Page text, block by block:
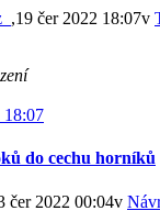
,19 čer 2022 18:07v
18:07
do cechu horníků
čer 2022 00:04v